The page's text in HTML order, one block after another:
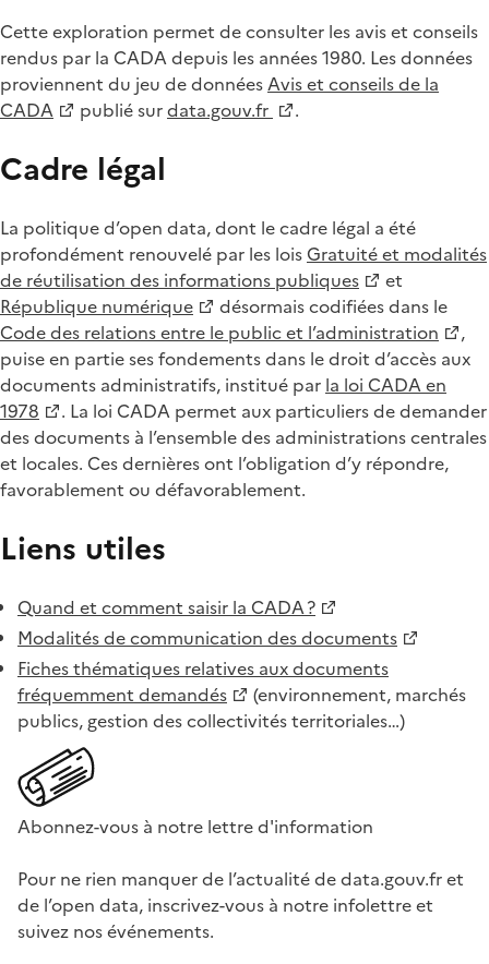
Cette exploration permet de consulter les avis et conseils
rendus par la CADA depuis les années 1980. Les données
proviennent du jeu de donnéesAvis et conseils de la
CADA
publié surdata.gouv.fr .
Cadre légal
La politique d’open data, dont le cadre légal a été
profondément renouvelé par les loisGratuité et modalités
de réutilisation des informations publiques
et
République numérique
désormais codifiées dans le
Code des relations entre le public et l’administration
,
puise en partie ses fondements dans le droit d’accès aux
documents administratifs, institué par la loi CADA en
1978
. La loi CADA permet aux particuliers de demander
des documents à l’ensemble des administrations centrales
et locales. Ces dernières ont l’obligation d’y répondre,
favorablement ou défavorablement.
Liens utiles
Quand et comment saisir la CADA ?
Modalités de communication des documents
Fiches thématiques relatives aux documents
fréquemment demandés
(environnement, marchés
publics, gestion des collectivités territoriales…)
Abonnez-vous à notre lettre d'information
Pour ne rien manquer de l’actualité de data.gouv.fr et
de l’open data, inscrivez-vous à notre infolettre et
suivez nos événements.